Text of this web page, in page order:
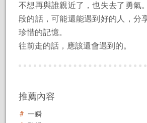
不想再與誰親近了，也失去了勇氣
段的話，可能還能遇到好的人，分
珍惜的記憶。
往前走的話，應該還會遇到的。
推薦內容
一瞬